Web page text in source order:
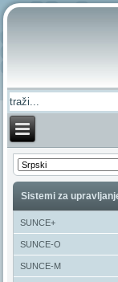
Sistemi za
SUNCE+
SUNCE-O
SUNCE-M